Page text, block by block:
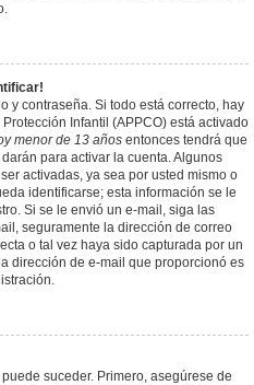
y contraseña. Si todo está correcto, hay
Infantil (APPCO) está activado
menor de 13 años entonces tendrá que
para activar la cuenta. Algunos
activadas, ya sea por usted mismo o
identificarse; esta información se le
Si se le envió un e-mail, siga las
seguramente la dirección de correo
o tal vez haya sido capturada por un
dirección de e-mail que proporcionó es
suceder. Primero, asegúrese de